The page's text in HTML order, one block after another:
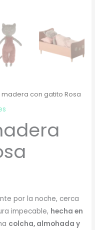
con gatito Rosa
por la noche, cerca
impecable, hecha en
colcha, almohada y